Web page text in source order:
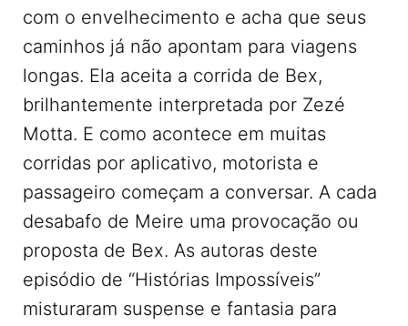
com o envelhecimento e acha que seus
caminhos já não apontam para viagens
longas. Ela aceita a corrida de Bex,
brilhantemente interpretada por Zezé
Motta. E como acontece em muitas
corridas por aplicativo, motorista e
passageiro começam a conversar. A cada
desabafo de Meire uma provocação ou
proposta de Bex. As autoras deste
episódio de “Histórias Impossíveis”
misturaram suspense e fantasia para